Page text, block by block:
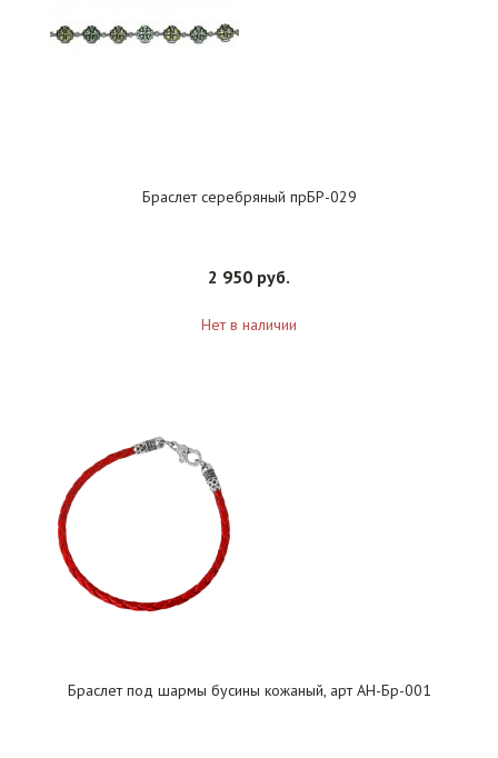
Браслет серебряный прБР-029
2 950 руб.
Нет в наличии
Браслет под шармы бусины кожаный, арт АН-Бр-001